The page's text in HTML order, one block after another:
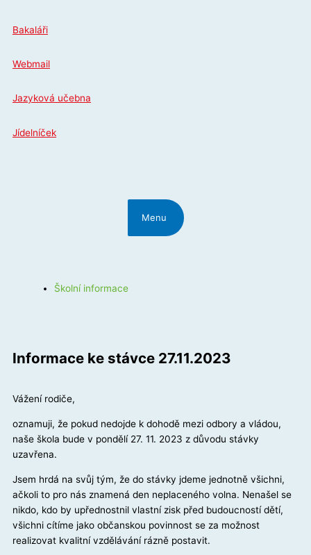
obsah
Bakaláři
Webmail
Jazyková učebna
Jídelníček
Menu
Školní informace
Informace ke stávce 27.11.2023
Vážení rodiče,
oznamuji, že pokud nedojde k dohodě mezi odbory a vládou,
naše škola bude v pondělí 27. 11. 2023 z důvodu stávky
uzavřena.
Jsem hrdá na svůj tým, že do stávky jdeme jednotně všichni,
ačkoli to pro nás znamená den neplaceného volna. Nenašel se
nikdo, kdo by upřednostnil vlastní zisk před budoucností dětí,
všichni cítíme jako občanskou povinnost se za možnost
realizovat kvalitní vzdělávání rázně postavit.